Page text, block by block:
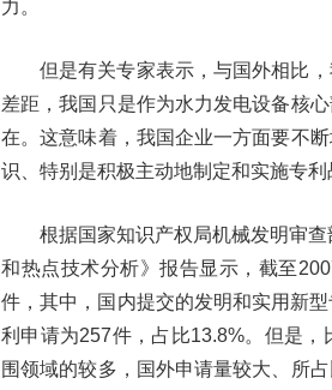
力。
但是有关专家表示，与国外相比
差距，我国只是作为水力发电设备核
在。这意味着，我国企业一方面要不
识、特别是积极主动地制定和实施专
根据国家知识产权局机械发明审
和热点技术分析》报告显示，截至
件，其中，国内提交的发明和实用新
利申请为257件，占比13.8%。但是
围领域的较多，国外申请量较大、所